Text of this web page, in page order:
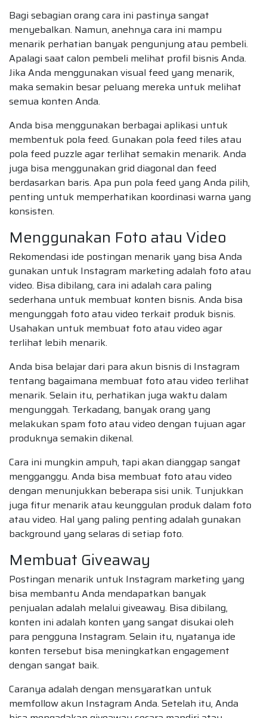
Bagi sebagian orang cara ini pastinya sangat
menyebalkan. Namun, anehnya cara ini mampu
menarik perhatian banyak pengunjung atau pembeli.
Apalagi saat calon pembeli melihat profil bisnis Anda.
Jika Anda menggunakan visual feed yang menarik,
maka semakin besar peluang mereka untuk melihat
semua konten Anda.
Anda bisa menggunakan berbagai aplikasi untuk
membentuk pola feed. Gunakan pola feed tiles atau
pola feed puzzle agar terlihat semakin menarik. Anda
juga bisa menggunakan grid diagonal dan feed
berdasarkan baris. Apa pun pola feed yang Anda pilih,
penting untuk memperhatikan koordinasi warna yang
konsisten.
Menggunakan Foto atau Video
Rekomendasi ide postingan menarik yang bisa Anda
gunakan untuk Instagram marketing adalah foto atau
video. Bisa dibilang, cara ini adalah cara paling
sederhana untuk membuat konten bisnis. Anda bisa
mengunggah foto atau video terkait produk bisnis.
Usahakan untuk membuat foto atau video agar
terlihat lebih menarik.
Anda bisa belajar dari para akun bisnis di Instagram
tentang bagaimana membuat foto atau video terlihat
menarik. Selain itu, perhatikan juga waktu dalam
mengunggah. Terkadang, banyak orang yang
melakukan spam foto atau video dengan tujuan agar
produknya semakin dikenal.
Cara ini mungkin ampuh, tapi akan dianggap sangat
mengganggu. Anda bisa membuat foto atau video
dengan menunjukkan beberapa sisi unik. Tunjukkan
juga fitur menarik atau keunggulan produk dalam foto
atau video. Hal yang paling penting adalah gunakan
background yang selaras di setiap foto.
Membuat Giveaway
Postingan menarik untuk Instagram marketing yang
bisa membantu Anda mendapatkan banyak
penjualan adalah melalui giveaway. Bisa dibilang,
konten ini adalah konten yang sangat disukai oleh
para pengguna Instagram. Selain itu, nyatanya ide
konten tersebut bisa meningkatkan engagement
dengan sangat baik.
Caranya adalah dengan mensyaratkan untuk
memfollow akun Instagram Anda. Setelah itu, Anda